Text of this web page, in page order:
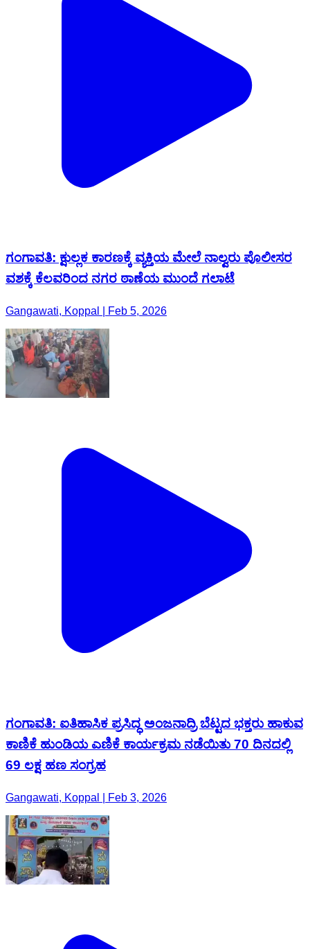
ಗಂಗಾವತಿ: ಕ್ಷುಲ್ಲಕ ಕಾರಣಕ್ಕೆ ವ್ಯಕ್ತಿಯ ಮೇಲೆ ನಾಲ್ವರು ಪೊಲೀಸರ
ವಶಕ್ಕೆ ಕೆಲವರಿಂದ ನಗರ ಠಾಣೆಯ ಮುಂದೆ ಗಲಾಟೆ
Gangawati, Koppal | Feb 5, 2026
ಗಂಗಾವತಿ: ಐತಿಹಾಸಿಕ ಪ್ರಸಿದ್ಧ ಅಂಜನಾದ್ರಿ ಬೆಟ್ಟದ ಭಕ್ತರು ಹಾಕುವ
ಕಾಣಿಕೆ ಹುಂಡಿಯ ಎಣಿಕೆ ಕಾರ್ಯಕ್ರಮ ನಡೆಯಿತು 70 ದಿನದಲ್ಲಿ
69 ಲಕ್ಷ ಹಣ ಸಂಗ್ರಹ
Gangawati, Koppal | Feb 3, 2026